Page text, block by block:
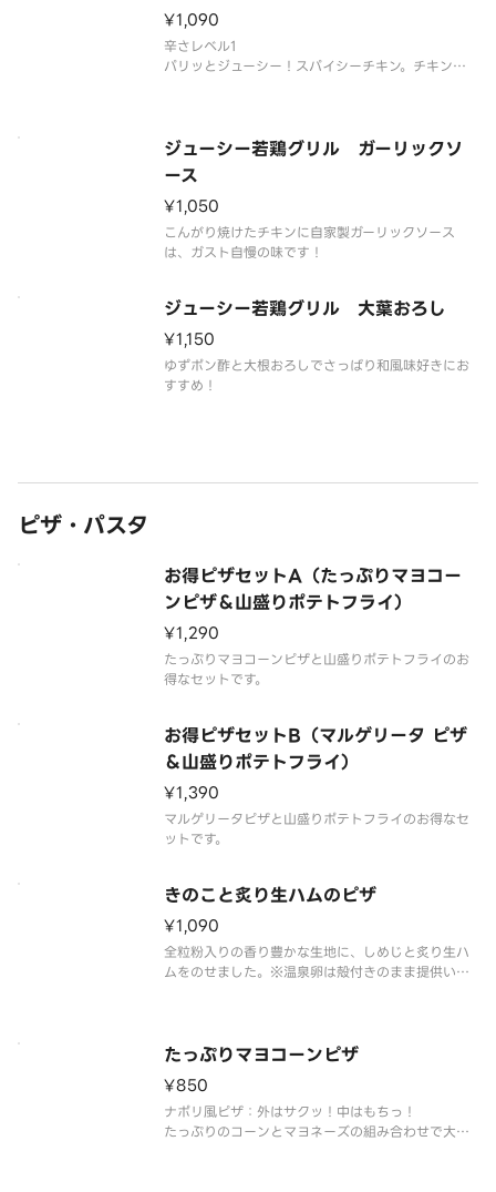
※カットステーキは下ごしらえで調味液に浸透して
あります。
¥1,090
辛さレベル1
パリッとジューシー！スパイシーチキン。チキンの
ジューシー若鶏グリル ガーリックソ
ース
¥1,050
こんがり焼けたチキンに自家製ガーリックソース
は、ガスト自慢の味です！
ジューシー若鶏グリル 大葉おろし
¥1,150
ゆずポン酢と大根おろしでさっぱり和風味好きにお
すすめ！
ピザ・パスタ
お得ピザセットA（たっぷりマヨコー
ンピザ＆山盛りポテトフライ）
¥1,290
たっぷりマヨコーンピザと山盛りポテトフライのお
得なセットです。
お得ピザセットB（マルゲリータ ピザ
＆山盛りポテトフライ）
¥1,390
マルゲリータピザと山盛りポテトフライのお得なセ
ットです。
きのこと炙り生ハムのピザ
¥1,090
全粒粉入りの香り豊かな生地に、しめじと炙り生ハ
ムをのせました。※温泉卵は殻付きのまま提供いた
たっぷりマヨコーンピザ
¥850
ナポリ風ピザ：外はサクッ！中はもちっ！
たっぷりのコーンとマヨネーズの組み合わせで大人